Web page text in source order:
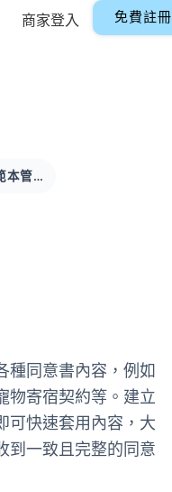
商家登入 免費註冊
同意書範本管理
種同意書內容，例如
物寄宿契約等。建立
可快速套用內容，大
到一致且完整的同意